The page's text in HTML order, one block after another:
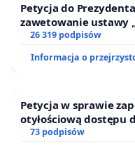
Petycja do
zawetowanie ustawy
26 319 podpisów
Informacja o
Petycja w sprawie
otyłościową dostępu
oraz programów
73 podpisów